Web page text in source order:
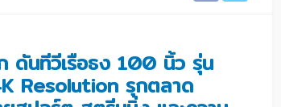
ดันทีวีเรือธง 100 นิ้ว รุ่น
Resolution รุกตลาด